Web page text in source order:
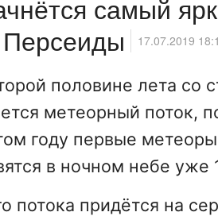
самый
Персеиды
17.07.2019
половине лета со
метеорный поток,
году первые метеоры
в ночном небе уже
потока придётся на